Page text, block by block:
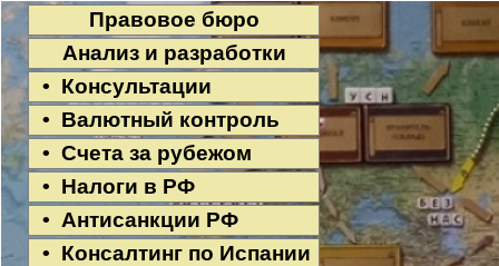
Правовое бюро
Анализ и разработки
• Консультации
• Валютный контроль
• Счета за рубежом
• Налоги в РФ
• Антисанкции РФ
• Консалтинг по Испании